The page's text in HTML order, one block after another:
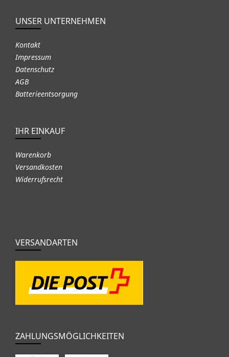
UNSER UNTERNEHMEN
Kontakt
Impressum
Datenschutz
AGB
Batterieentsorgung
IHR EINKAUF
Warenkorb
Versandkosten
Widerrufsrecht
VERSANDARTEN
ZAHLUNGSMÖGLICHKEITEN